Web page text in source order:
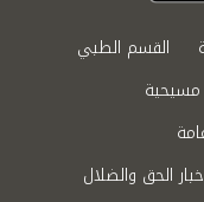
القسم الطبي
الحق والضلال